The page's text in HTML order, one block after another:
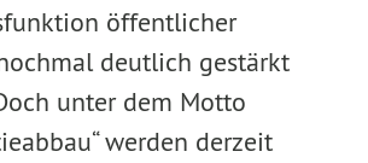
öffentlicher
deutlich gestärkt
unter dem Motto
werden derzeit